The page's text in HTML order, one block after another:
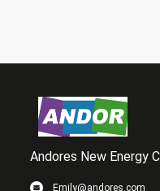
Andores New Energy
Emily@andores.com